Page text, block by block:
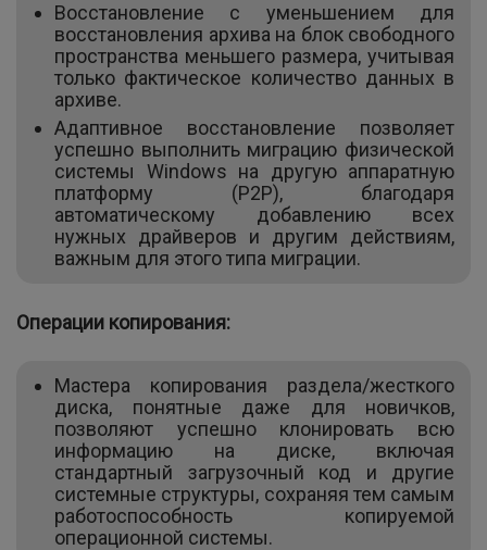
Восстановление с уменьшением для
восстановления архива на блок свободного
пространства меньшего размера, учитывая
только фактическое количество данных в
архиве.
Адаптивное восстановление позволяет
успешно выполнить миграцию физической
системы Windows на другую аппаратную
платформу (P2P), благодаря
автоматическому добавлению всех
нужных драйверов и другим действиям,
важным для этого типа миграции.
Операции копирования:
Мастера копирования раздела/жесткого
диска, понятные даже для новичков,
позволяют успешно клонировать всю
информацию на диске, включая
стандартный загрузочный код и другие
системные структуры, сохраняя тем самым
работоспособность копируемой
операционной системы.